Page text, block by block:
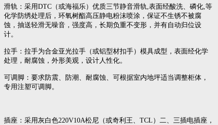
滑轨：采用DTC（或海福乐）优质三节静音滑轨,表面经酸洗、磷化,等
化学防绣处理后，环氧树酯高压静电粉沫喷涂，保证不生锈不被腐
蚀，抽送轻滑无噪音，强度高，长期负重不变形，并有自动归位设
计。
拉手：拉手为合金亚光拉手（或铝型材扣手）模具成型，表面经化学
处理，耐腐蚀，外形美观，设计人性化。
可调脚：要求防震、防潮、耐腐蚀、可根据室内地坪适当调整柜体，
专用注塑可调脚。
插座：采用灰白色220V10A松尼（或奇利王、TCL）二、三插电插座，